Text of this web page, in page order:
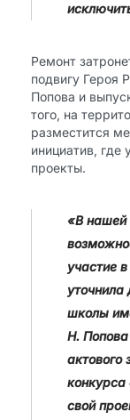
Ремонт
подвигу Героя
Попова и
того, на
разместится
инициатив, где
проекты.
«В нашей
участие
уточнила
школы
Н.
актового
конкурса
свой